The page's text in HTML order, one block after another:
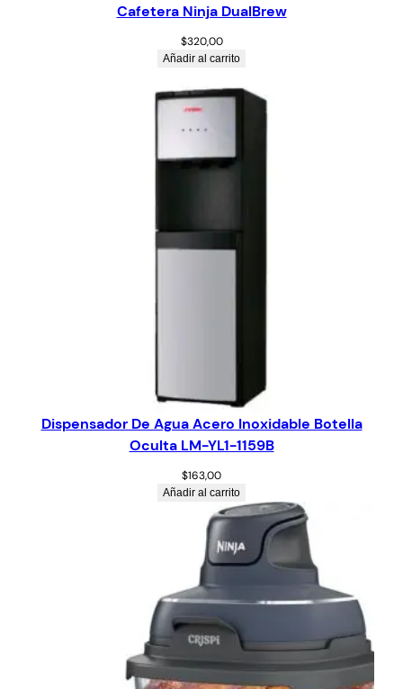
Cafetera Ninja DualBrew
$320,00
Añadir al carrito
Dispensador De Agua Acero Inoxidable Botella
Oculta LM-YL1-1159B
$163,00
Añadir al carrito